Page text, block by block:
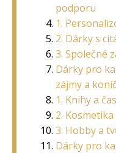
podporu
1.
2. Dárky s
3. Společné
Dárky pro
zájmy a
1. Knihy a
2.
3. Hobby a
Dárky pro